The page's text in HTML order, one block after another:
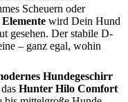
Scheuern oder
wird Dein Hund
gesehen. Der stabile D-
– ganz egal, wohin
Hundegeschirr
Hunter Hilo Comfort